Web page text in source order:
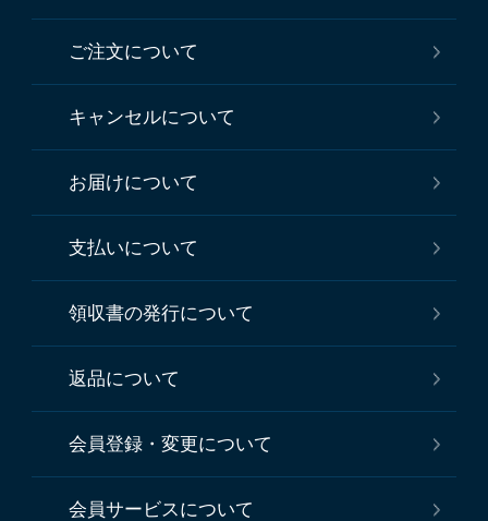
ご注文について
キャンセルについて
お届けについて
支払いについて
領収書の発行について
返品について
会員登録・変更について
会員サービスについて